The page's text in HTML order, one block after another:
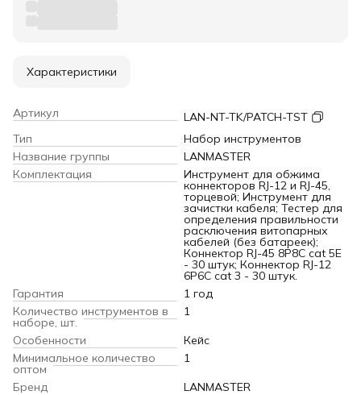
Характеристики
Артикул
LAN-NT-TK/PATCH-TST
Тип
Набор инструментов
Название группы
LANMASTER
Комплектация
Инструмент для обжима
коннекторов RJ-12 и RJ-45,
торцевой; Инструмент для
зачистки кабеля; Тестер для
определения правильности
расключения витопарных
кабелей (без батареек);
Коннектор RJ-45 8P8C cat 5E
- 30 штук; Коннектор RJ-12
6P6C cat 3 - 30 штук.
Гарантия
1 год
Количество инструментов в
наборе, шт.
1
Особенности
Кейс
Минимальное количество
оптом
1
Бренд
LANMASTER